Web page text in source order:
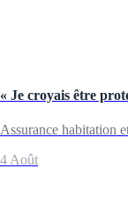
« Je croyais être
Assurance habitation
4 Août